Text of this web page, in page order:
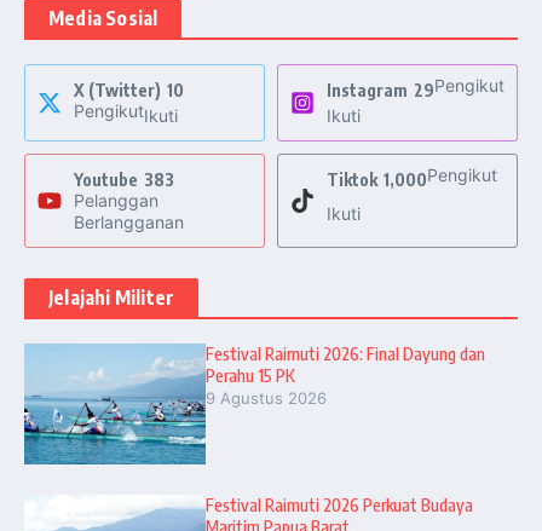
Media Sosial
X (Twitter) 10
PengikutIkuti
Instagram 29Pengikut
Ikuti
Youtube 383
Pelanggan
Berlangganan
Tiktok 1,000Pengikut
Ikuti
Jelajahi Militer
Festival Raimuti 2026: Final Dayung dan
Perahu 15 PK
9 Agustus 2026
Festival Raimuti 2026 Perkuat Budaya